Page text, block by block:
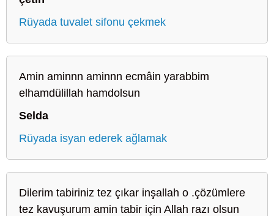
Rüyada tuvalet sifonu çekmek
Amin aminnn aminnn ecmâin yarabbim
elhamdülillah hamdolsun
Selda
Rüyada isyan ederek ağlamak
Dilerim tabiriniz tez çıkar inşallah o .çözümlere
tez kavuşurum amin tabir için Allah razı olsun